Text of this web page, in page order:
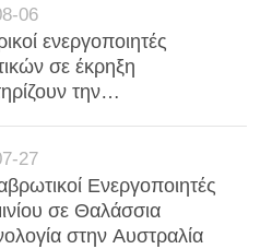
Αμερική
06
ενεργοποιητές
σε έκρηξη
την
πετρελαίου και
αερίου της Λατινικής
27
Ενεργοποιητές
σε Θαλάσσια
στην Αυστραλία